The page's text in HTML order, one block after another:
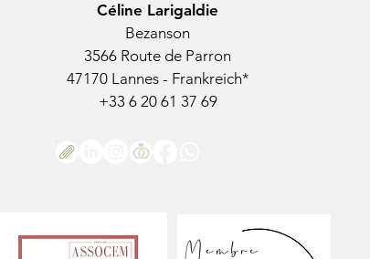
Céline Larigaldie
Bezanson
3566 Route de Parron
47170 Lannes - Frankreich*
+33 6 20 61 37 69